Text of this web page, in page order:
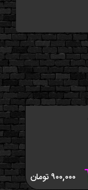
۹۰۰,۰۰۰تومان